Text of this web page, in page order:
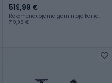
519,99 €
Rekomenduojama gamintojo kaina:
719,99 €